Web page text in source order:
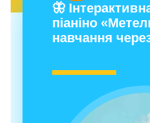
🦋
піаніно
навчання